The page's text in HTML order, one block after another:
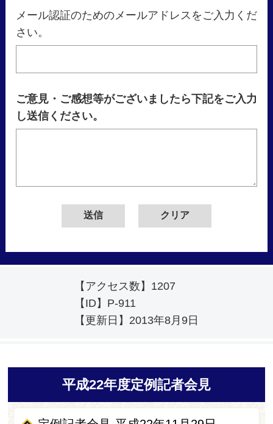
メール認証のためのメールアドレスをご入力くだ
さい。
ご意見・ご感想等がございましたら下記をご入力
し送信ください。
【アクセス数】 1207
【ID】 P-911
【更新日】 2013年8月9日
平成22年度定例記者会見